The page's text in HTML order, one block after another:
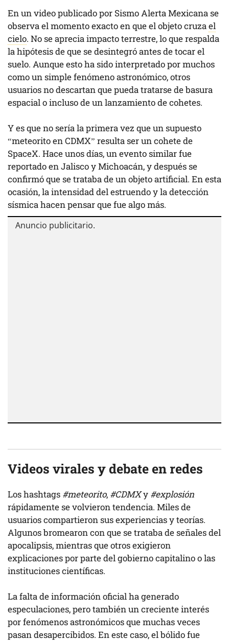
En un video publicado por Sismo Alerta Mexicana se
observa el momento exacto en que el objeto cruza el
cielo. No se aprecia impacto terrestre, lo que respalda
la hipótesis de que se desintegró antes de tocar el
suelo. Aunque esto ha sido interpretado por muchos
como un simple fenómeno astronómico, otros
usuarios no descartan que pueda tratarse de basura
espacial o incluso de un lanzamiento de cohetes.
Y es que no sería la primera vez que un supuesto
“meteorito en CDMX” resulta ser un cohete de
SpaceX. Hace unos días, un evento similar fue
reportado en Jalisco y Michoacán, y después se
confirmó que se trataba de un objeto artificial. En esta
ocasión, la intensidad del estruendo y la detección
sísmica hacen pensar que fue algo más.
Videos virales y debate en redes
Los hashtags #meteorito, #CDMXy #explosión
rápidamente se volvieron tendencia. Miles de
usuarios compartieron sus experiencias y teorías.
Algunos bromearon con que se trataba de señales del
apocalipsis, mientras que otros exigieron
explicaciones por parte del gobierno capitalino o las
instituciones científicas.
La falta de información oficial ha generado
especulaciones, pero también un creciente interés
por fenómenos astronómicos que muchas veces
pasan desapercibidos. En este caso, el bólido fue